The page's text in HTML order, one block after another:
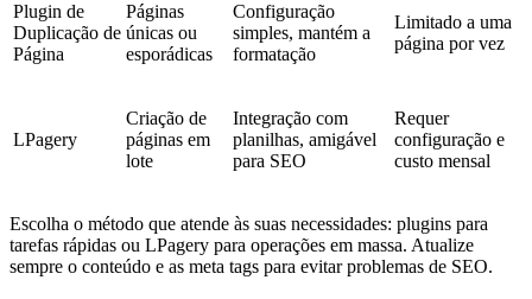
Plugin de
Duplicação de
Página
Páginas
únicas ou
esporádicas
Configuração
simples, mantém a
formatação
Limitado a uma
página por vez
LPagery
Criação de
páginas em
lote
Integração com
planilhas, amigável
para SEO
Requer
configuração e
custo mensal
Escolha o método que atende às suas necessidades: plugins para
tarefas rápidas ou LPagery para operações em massa. Atualize
sempre o conteúdo e as meta tags para evitar problemas de SEO.